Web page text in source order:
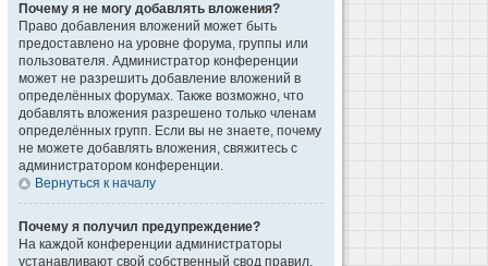
Почему я не могу добавлять вложения?
Право добавления вложений может быть
предоставлено на уровне форума, группы или
пользователя. Администратор конференции
может не разрешить добавление вложений в
определённых форумах. Также возможно, что
добавлять вложения разрешено только членам
определённых групп. Если вы не знаете, почему
не можете добавлять вложения, свяжитесь с
администратором конференции.
Вернуться к началу
Почему я получил предупреждение?
На каждой конференции администраторы
устанавливают свой собственный свод правил.